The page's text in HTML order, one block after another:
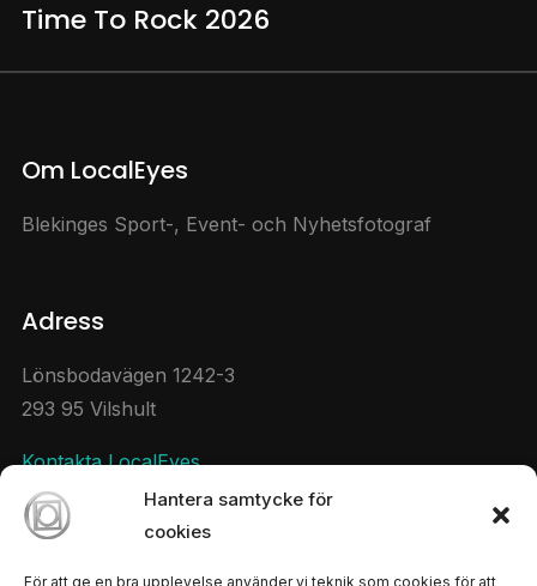
Hantera samtycke för
cookies
För att ge en bra upplevelse använder vi teknik som cookies för att
Time To Rock 2026
Om LocalEyes
Blekinges Sport-, Event- och Nyhetsfotograf
Adress
Lönsbodavägen 1242-3
293 95 Vilshult
Kontakta LocalEyes